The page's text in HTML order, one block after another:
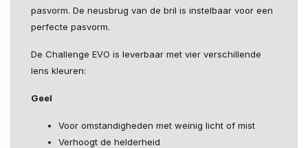
pasvorm. De neusbrug van de bril is instelbaar voor een
perfecte pasvorm.
De Challenge EVO is leverbaar met vier verschillende
lens kleuren:
Geel
Voor omstandigheden met weinig licht of mist
Verhoogt de helderheid